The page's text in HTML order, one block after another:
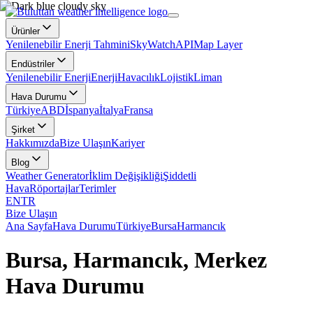
Ürünler
Yenilenebilir Enerji TahminiSkyWatchAPIMap Layer
Endüstriler
Yenilenebilir EnerjiEnerjiHavacılıkLojistikLiman
Hava Durumu
TürkiyeABDİspanyaİtalyaFransa
Şirket
HakkımızdaBize UlaşınKariyer
Blog
Weather Generatorİklim DeğişikliğiŞiddetli
HavaRöportajlarTerimler
ENTR
Bize Ulaşın
Ana SayfaHava DurumuTürkiyeBursaHarmancık
Bursa, Harmancık, Merkez
Hava Durumu